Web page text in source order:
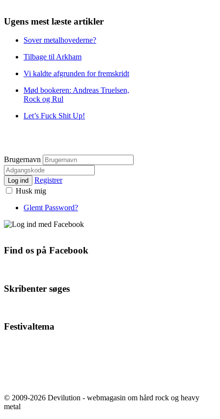
Ugens mest læste artikler
Sover metalhovederne?
Tilbage til Arkham
Vi kaldte afgrunden for fremskridt
Mød bookeren: Andreas Truelsen,
Rock og Rul
Let’s Fuck Shit Up!
Brugernavn
Log ind
Registrer
Husk mig
Glemt Password?
Find os på Facebook
Skribenter søges
Festivaltema
© 2009-2026 Devilution - webmagasin om hård rock og heavy
metal